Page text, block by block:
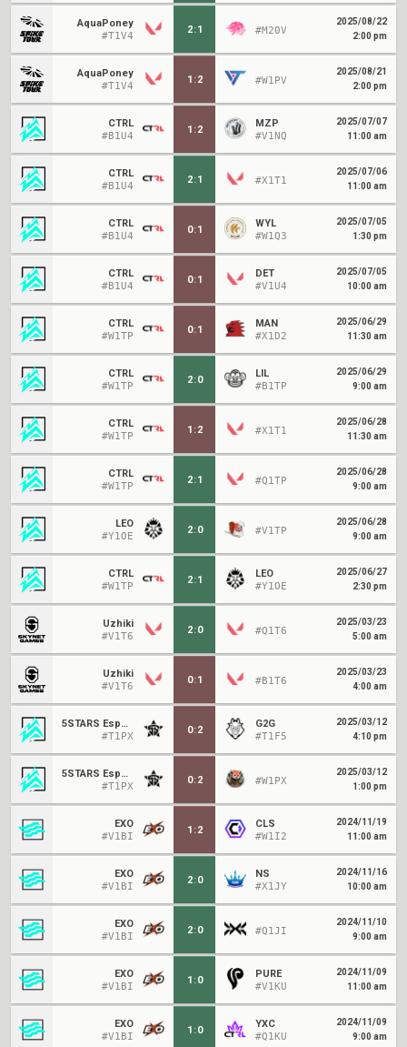
AquaPoney
#T1V4
2:1 #M20V
2025/08/22
2:00 pm
AquaPoney
#T1V4
1 :2 #W1PV
2025/08/21
2:00 pm
CTRL
#B1U4
1 :2
MZP
#V1NQ
2025/07/07
11:00 am
CTRL
#B1U4
2:1 #X1T1
2025/07/06
11:00 am
CTRL
#B1U4
0:1
WYL
#W1Q3
2025/07/05
1:30 pm
CTRL
#B1U4
0:1
DET
#V1U4
2025/07/05
10:00 am
CTRL
#W1TP
0:1
MAN
#X1D2
2025/06/29
11:30 am
CTRL
#W1TP
2:0
LIL
#B1TP
2025/06/29
9:00 am
CTRL
#W1TP
1 :2 #X1T1
2025/06/28
11:30 am
CTRL
#W1TP
2:1 #Q1TP
2025/06/28
9:00 am
LEO
#Y1OE
2:0 #V1TP
2025/06/28
9:00 am
CTRL
#W1TP
2:1
LEO
#Y1OE
2025/06/27
2:30 pm
Uzhiki
#V1T6
2:0 #Q1T6
2025/03/23
5:00 am
Uzhiki
#V1T6
0:1 #B1T6
2025/03/23
4:00 am
5STARS Esport
#T1PX
0:2
G2G
#T1F5
2025/03/12
4:10 pm
5STARS Esport
#T1PX
0:2 #W1PX
2025/03/12
1:00 pm
EXO
#V1BI
1 :2
CLS
#W1I2
2024/11/19
11:00 am
EXO
#V1BI
2:0
NS
#X1JY
2024/11/16
10:00 am
EXO
#V1BI
2:0 #Q1JI
2024/11/10
9:00 am
EXO
#V1BI
1 :0
PURE
#V1KU
2024/11/09
11:00 am
EXO
#V1BI
1 :0
YXC
#Q1KU
2024/11/09
9:00 am